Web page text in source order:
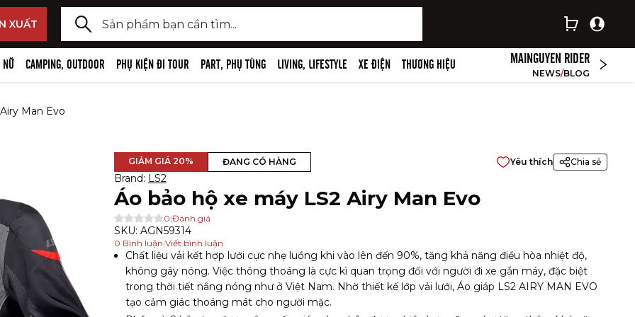
XUẤT
NỮ CAMPING, OUTDOOR PHỤ KIỆN ĐI TOUR PART, PHỤ TÙNG LIVING, LIFESTYLE XE ĐIỆN THƯƠNG HIỆU MAINGUYEN RIDER
NEWS/BLOG
lại Đèn dã ngoại cao cấp,
kiện
ngoại cao cấp, phụ kiện
phụ kiện
kiện đèn pin
tay
lại Đồ công nghệ đi tour
nghệ đi tour
camera hành trình, phụ
thiết bị bluetooth, phụ kiện
stick, chân máy ảnh
và phụ kiện
giá đỡ điện thoại
Man Evo
GIẢM GIÁ 20% ĐANG CÓ HÀNG Yêu thích Chia sẻ
Brand: LS2
Áo bảo hộ xe máy LS2 Airy Man Evo
0|Đánh giá
SKU: AGN59314
0 Bình luận|Viết bình luận
Chất liệu vải kết hợp lưới cực nhẹ luồng khi vào lên đến 90%, tăng khả năng điều hòa nhiệt độ,
không gây nóng. Việc thông thoáng là cực kì quan trọng đối với người đi xe gắn máy, đặc biệt
trong thời tiết nắng nóng như ở Việt Nam. Nhờ thiết kế lớp vải lưới, Áo giáp LS2 AIRY MAN EVO
tạo cảm giác thoáng mát cho người mặc.